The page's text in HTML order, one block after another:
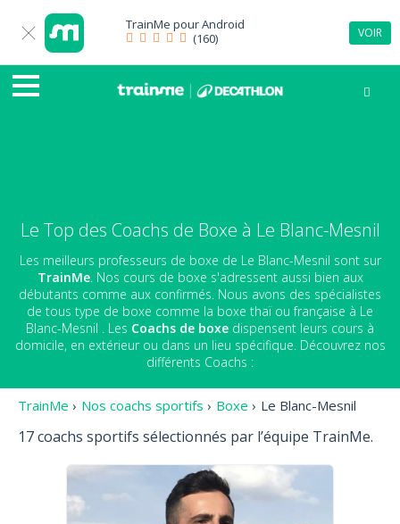
TrainMe pourAndroid
(160)
VOIR
Le Top des Coachs de Boxe à Le Blanc-Mesnil
Les meilleurs professeurs de boxe de Le Blanc-Mesnil sont sur
TrainMe. Nos cours de boxe s'adressent aussi bien aux
débutants comme aux confirmés. Nous avons des spécialistes
de tous type de boxe comme la boxe thaï ou française à Le
Blanc-Mesnil . Les Coachs de boxe dispensent leurs cours à
domicile, en extérieur ou dans un lieu spécifique. Découvrez nos
différents Coachs :
TrainMe › Nos coachs sportifs › Boxe › Le Blanc-Mesnil
17 coachs sportifs sélectionnés par l’équipe TrainMe.